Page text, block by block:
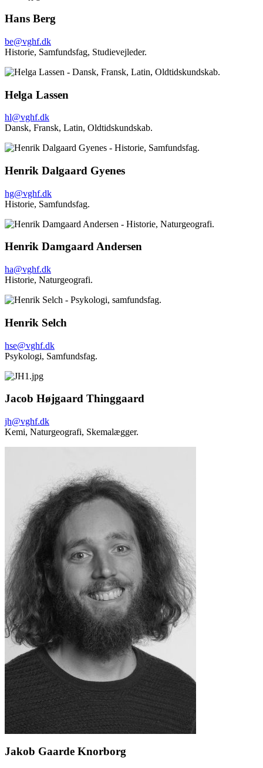
Hans Berg
be@vghf.dk
Historie, Samfundsfag, Studievejleder.
Helga Lassen
hl@vghf.dk
Dansk, Fransk, Latin, Oldtidskundskab.
Henrik Dalgaard Gyenes
hg@vghf.dk
Historie, Samfundsfag.
Henrik Damgaard Andersen
ha@vghf.dk
Historie, Naturgeografi.
Henrik Selch
hse@vghf.dk
Psykologi, Samfundsfag.
Jacob Højgaard Thinggaard
jh@vghf.dk
Kemi, Naturgeografi, Skemalægger.
Jakob Gaarde Knorborg